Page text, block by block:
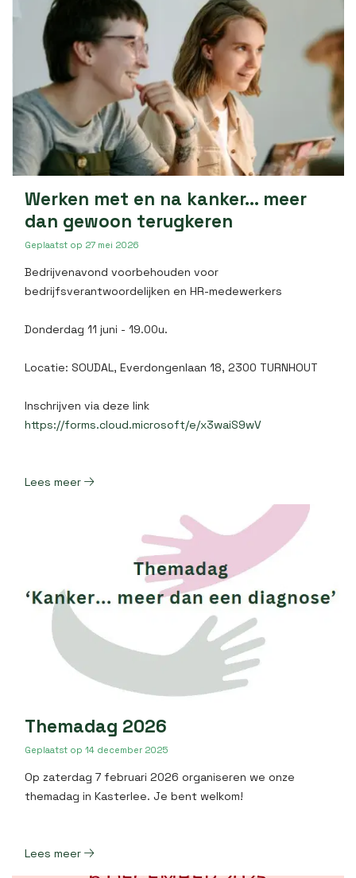
Werken met en na kanker... meer
dan gewoon terugkeren
Geplaatst op 27 mei 2026
Bedrijvenavond voorbehouden voor
bedrijfsverantwoordelijken en HR-medewerkers
Donderdag 11 juni - 19.00u.
Locatie: SOUDAL, Everdongenlaan 18, 2300 TURNHOUT
Inschrijven via deze link
https://forms.cloud.microsoft/e/x3waiS9wV
Lees meer
Themadag 2026
Geplaatst op 14 december 2025
Op zaterdag 7 februari 2026 organiseren we onze
themadag in Kasterlee. Je bent welkom!
Lees meer